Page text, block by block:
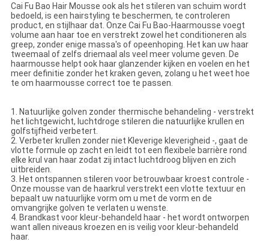
Cai Fu Bao Hair Mousse ook als het stileren van schuim wordt
bedoeld, is een hairstyling te beschermen, te controleren
product, en stijlhaar dat. Onze Cai Fu Bao-Haarmousse voegt
volume aan haar toe en verstrekt zowel het conditioneren als
greep, zonder enige massa's of opeenhoping. Het kan uw haar
tweemaal of zelfs driemaal als veel meer volume geven. De
haarmousse helpt ook haar glanzender kijken en voelen en het
meer definitie zonder het kraken geven, zolang u het weet hoe
te om haarmousse correct toe te passen.
1. Natuurlijke golven zonder thermische behandeling - verstrekt
het lichtgewicht, luchtdroge stileren die natuurlijke krullen en
golfstijfheid verbetert.
2. Verbeter krullen zonder niet Kleverige kleverigheid -, gaat de
vlotte formule op zacht en leidt tot een flexibele barrière rond
elke krul van haar zodat zij intact luchtdroog blijven en zich
uitbreiden.
3. Het ontspannen stileren voor betrouwbaar kroest controle -
Onze mousse van de haarkrul verstrekt een vlotte textuur en
bepaalt uw natuurlijke vorm om u met de vorm en de
omvangrijke golven te verlaten u wenste.
4. Brandkast voor kleur-behandeld haar - het wordt ontworpen
want allen niveaus kroezen en is veilig voor kleur-behandeld
haar.